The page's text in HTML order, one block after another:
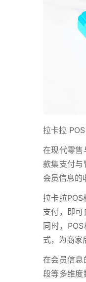
拉卡拉
在现代零售
款集支付与
会员信息的
拉卡拉
支付，即可
同时，
式，为商家
在会员信息
段等多维度